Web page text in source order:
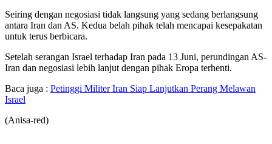
Seiring dengan negosiasi tidak langsung yang sedang berlangsung
antara Iran dan AS. Kedua belah pihak telah mencapai kesepakatan
untuk terus berbicara.
Setelah serangan Israel terhadap Iran pada 13 Juni, perundingan AS-
Iran dan negosiasi lebih lanjut dengan pihak Eropa terhenti.
Baca juga : Petinggi Militer Iran Siap Lanjutkan Perang Melawan
Israel
(Anisa-red)